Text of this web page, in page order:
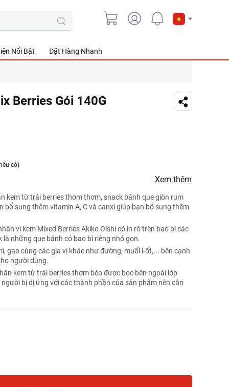
Nổi Bật Đặt Hàng Nhanh
Berries Gói 140G
có)
Xem thêm
kem từ trái berries thơm thơm, snack bánh que giòn rụm
bổ sung thêm vitamin A, C và canxi giúp bạn bổ sung thêm
vị kem Mixed Berries Akiko Oishi có in rõ trên bao bì các
những que bánh có bao bì riêng nhỏ gọn.
gạo cùng các gia vị khác như đường, muối i-ốt,... bên cạnh
người dùng.
kem từ trái berries thơm béo được bọc bên ngoài lớp
bị dị ứng với các thành phần của sản phẩm nên cân